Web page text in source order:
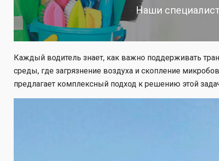
Наши
Каждый водитель знает, как важно поддерживать
среды, где загрязнение воздуха и скопление
предлагает комплексный подход к решению этой